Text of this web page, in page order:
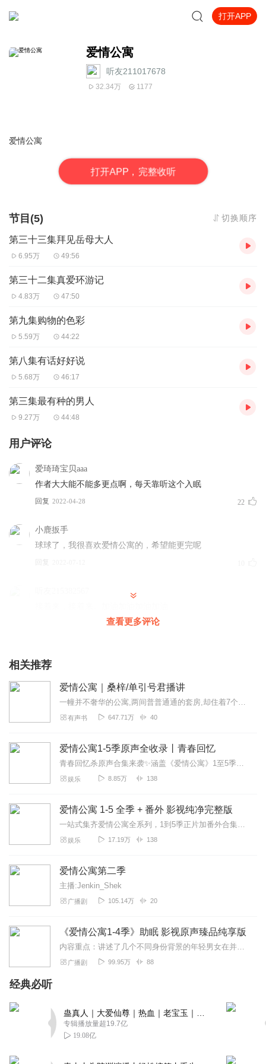
打开APP
爱情公寓
听友211017678
32.34万 1177
爱情公寓
打开APP，完整收听
节目(5) 切换顺序
第三十三集拜见岳母大人
6.95万 49:56
第三十二集真爱环游记
4.83万 47:50
第九集购物的色彩
5.59万 44:22
第八集有话好好说
5.68万 46:17
第三集最有种的男人
9.27万 44:48
用户评论
爱琦琦宝贝aaa
作者大大能不能多更点啊，每天靠听这个入眠
回复 2022-04-28 22
小鹿扳手
球球了，我很喜欢爱情公寓的，希望能更完呢
回复
求更新求更新作者大人
2022-06-09
1591021hcdq
2022-03-19
莫尽欢N
2021-08-28
听友447942362
2023-09-03
听友379179673
2022-09-13 1
写给星空的诗
回复
大铲车铲铲铲铲
快更新呀，指望这个入睡呢
查看更多评论
相关推荐
爱情公寓｜桑梓/单引号君播讲
一幢并不奢华的公寓,两间普普通通的套房,却住着7个不同背景,不同身份,不同梦想的青年男女。无一例外,他们都是有故事的人,就在这栋爱情公寓里,每天都发生着看似平常...
有声书 647.71万 40
爱情公寓1-5季原声全收录丨青春回忆
青春回忆杀原声合集来袭✨涵盖《爱情公寓》1至5季正片+番外全部原声内容，经典台词名场面、治愈插曲、热血片尾曲一键收藏。那些年听过的旋律、笑过的瞬间、感动的时刻...
娱乐 8.85万 138
爱情公寓 1-5 全季 + 番外 影视纯净完整版
一站式集齐爱情公寓全系列，1到5季正片加番外合集上线！纯净影视原版无多余剪辑，每一段经典剧情都原汁原味，承包你的青春回忆，休闲追剧随时畅听畅看。
娱乐 17.19万 138
爱情公寓第二季
主播:Jenkin_Shek
广播剧 105.14万 20
《爱情公寓1-4季》助眠 影视原声臻品纯享版
内容重点：讲述了几个不同身份背景的年轻男女在并不奢华的爱情公寓里开心生活，嬉笑打闹的爱情故事。主播介绍：本人[疯兔子si]仅对爱情公寓系列影视原声音频进行转载，...
广播剧 99.95万 88
经典必听
专辑播放量超19.7亿
19.08亿